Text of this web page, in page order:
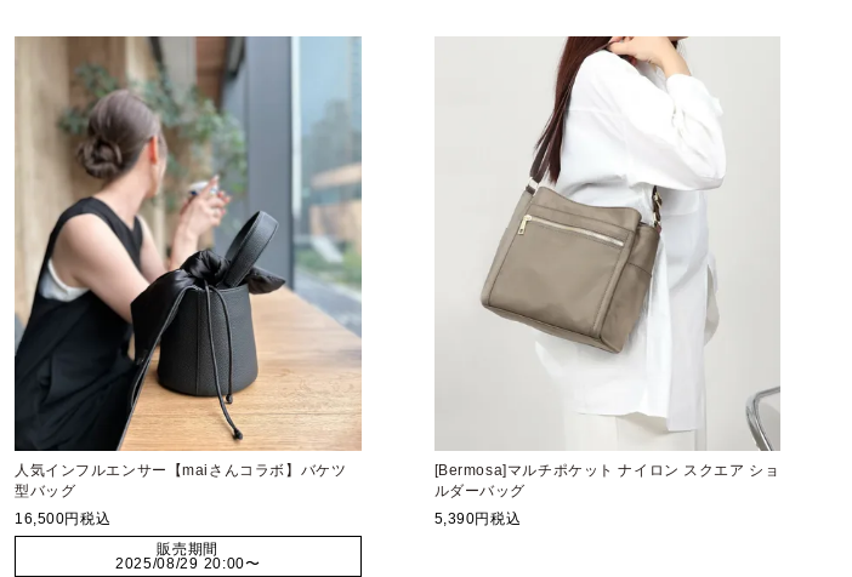
人気インフルエンサー【maiさんコラボ】バケツ
型バッグ
16,500
税込
販売期間
2025/08/29 20:00〜
[Bermosa]マルチポケット ナイロン スクエア ショ
ルダーバッグ
5,390 税込